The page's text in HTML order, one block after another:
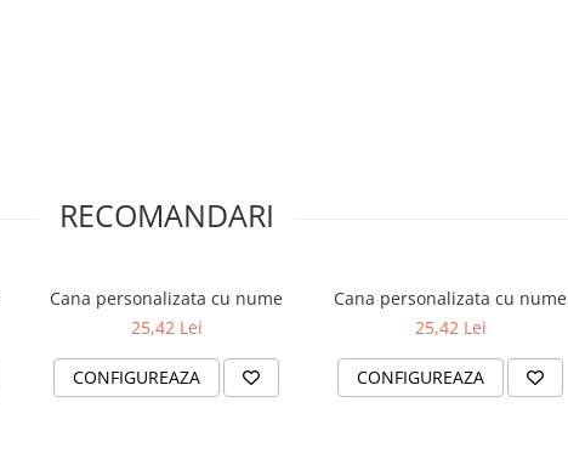
RECOMANDARI
Cana personalizata cu nume
25,42 Lei
CONFIGUREAZA
Cana personalizata cu nume
25,42 Lei
CONFIGUREAZA